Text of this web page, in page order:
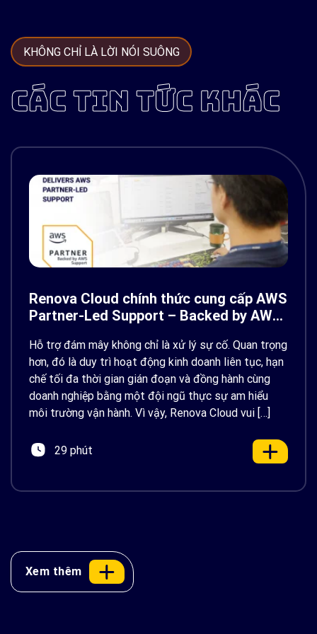
KHÔNG CHỈ LÀ LỜI NÓI SUÔNG
CÁC TIN TỨC KHÁC
Renova Cloud chính thức cung cấp AWS
Partner-Led Support – Backed by AWS
Hỗ trợ đám mây không chỉ là xử lý sự cố. Quan trọng
hơn, đó là duy trì hoạt động kinh doanh liên tục, hạn
chế tối đa thời gian gián đoạn và đồng hành cùng
doanh nghiệp bằng một đội ngũ thực sự am hiểu
môi trường vận hành. Vì vậy, Renova Cloud vui […]
29 phút
Xem thêm